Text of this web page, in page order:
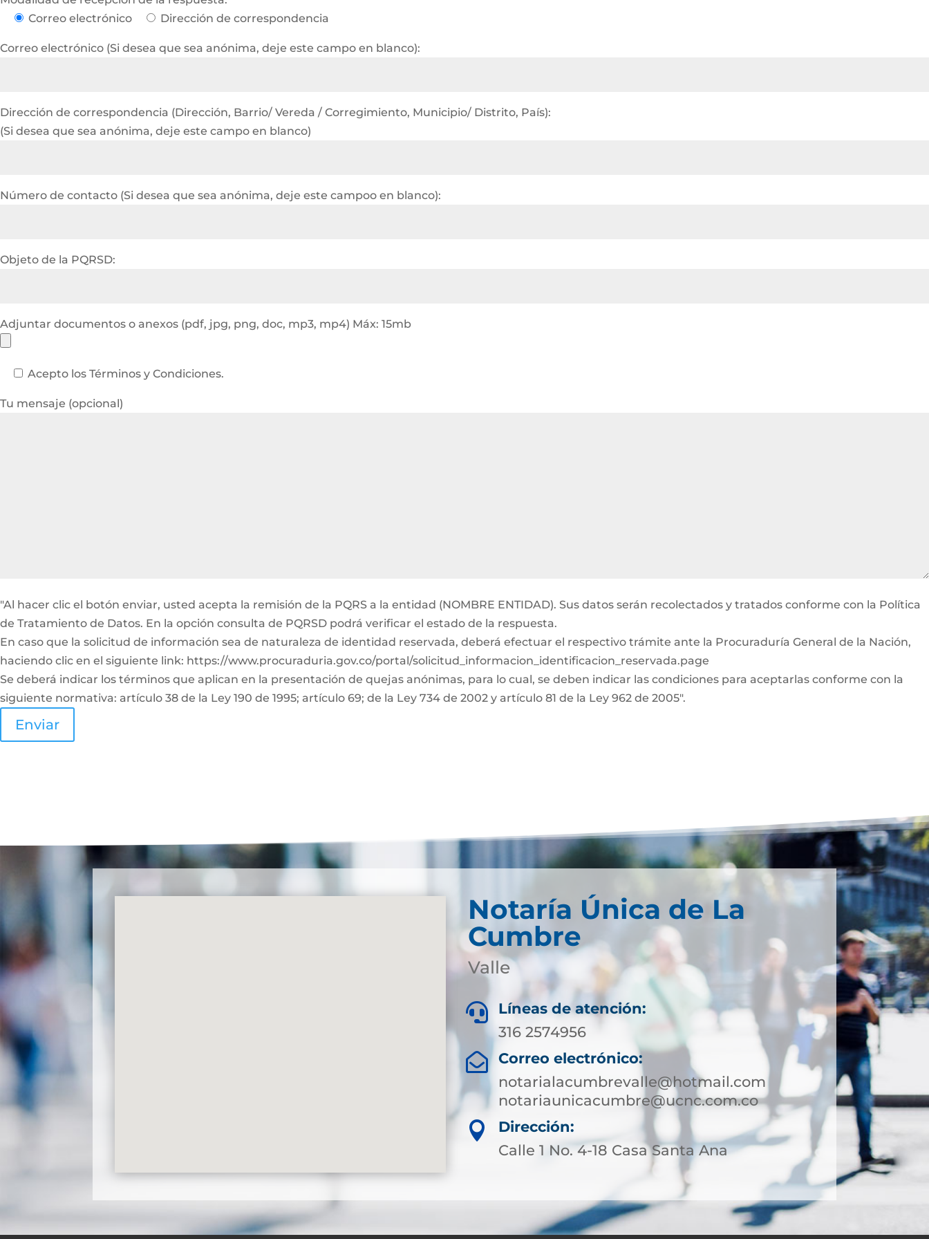
Correo electrónico
Dirección de correspondencia
Correo electrónico (Si desea que sea anónima, deje este campo en blanco):
Dirección de correspondencia (Dirección, Barrio/ Vereda / Corregimiento, Municipio/ Distrito, País):
(Si desea que sea anónima, deje este campo en blanco)
Número de contacto (Si desea que sea anónima, deje este campoo en blanco):
Objeto de la PQRSD:
Adjuntar documentos o anexos (pdf, jpg, png, doc, mp3, mp4) Máx: 15mb
Acepto los Términos y Condiciones.
Tu mensaje (opcional)
"Al hacer clic el botón enviar, usted acepta la remisión de la PQRS a la entidad (NOMBRE ENTIDAD). Sus datos serán recolectados y tratados conforme con la Política
de Tratamiento de Datos. En la opción consulta de PQRSD podrá verificar el estado de la respuesta.
En caso que la solicitud de información sea de naturaleza de identidad reservada, deberá efectuar el respectivo trámite ante la Procuraduría General de la Nación,
haciendo clic en el siguiente link: https://www.procuraduria.gov.co/portal/solicitud_informacion_identificacion_reservada.page
Se deberá indicar los términos que aplican en la presentación de quejas anónimas, para lo cual, se deben indicar las condiciones para aceptarlas conforme con la
siguiente normativa: artículo 38 de la Ley 190 de 1995; artículo 69; de la Ley 734 de 2002 y artículo 81 de la Ley 962 de 2005".
Enviar
Notaría Única de La
Cumbre
Valle

Líneas de atención:
316 2574956

Correo electrónico:
notarialacumbrevalle@hotmail.com
notariaunicacumbre@ucnc.com.co

Dirección:
Calle 1 No. 4-18 Casa Santa Ana